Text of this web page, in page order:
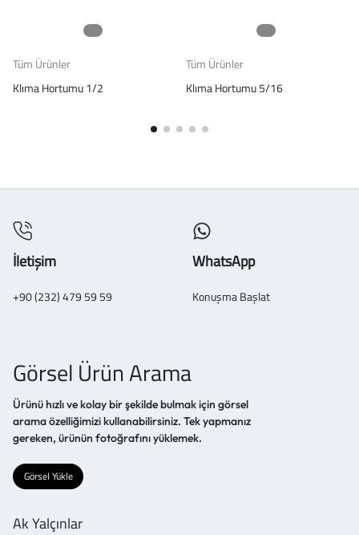
Tüm Ürünler
Klıma Hortumu 1/2
Tüm Ürünler
Klıma Hortumu 5/16
İletişim
+90 (232) 479 59 59
WhatsApp
Konuşma Başlat
Görsel Ürün Arama
Ürünü hızlı ve kolay bir şekilde bulmak için görsel
arama özelliğimizi kullanabilirsiniz. Tek yapmanız
gereken, ürünün fotoğrafını yüklemek.
Görsel Yükle
Ak Yalçınlar